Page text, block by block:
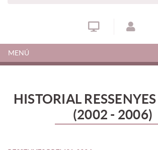
MENÚ
HISTORIAL
(2002 - 2006)